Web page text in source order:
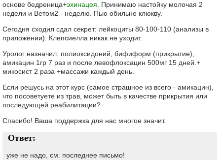
основе бедреница+эхинацея . Принимаю настойку молочая 2
недели и Ветом2 - неделю. Пью обильно клюкву.
Сегодня сходил сдал секрет: лейкоциты 80-100-110 (анализы в
приложении). Клепсиелла никак не уходит.
Уролог назначил: полиоксидоний, бифиформ (прикрытие),
амикацин 1гр 7 раз и после левофлоксацин 500мг 15 дней.+
микосист 2 раза +массажи каждый день.
Если решусь на этот курс (самое страшное из всего - амикацин),
что посоветуете из трав, может быть в качестве прикрытия или
последующей реабилитации?
Спасибо! Ваша поддержка для нас многое значит.
Ответ:
уже не надо, см. последнее письмо!